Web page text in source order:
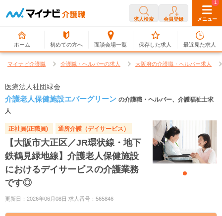
求人検索 会員登録 メニュー
ホーム 初めての方へ 面談会場一覧
0
保存した求人
1
最近見た求人
マイナビ介護職 介護職・ヘルパーの求人 大阪府の介護職・ヘルパー求人
医療法人社団緑会
介護老人保健施設エバーグリーン の介護職・ヘルパー、介護福祉士求
人
正社員(正職員) 通所介護（デイサービス）
【大阪市大正区／JR環状線・地下
鉄鶴見緑地線】介護老人保健施設
におけるデイサービスの介護業務
です◎
更新日：2026年06月08日 求人番号：565846